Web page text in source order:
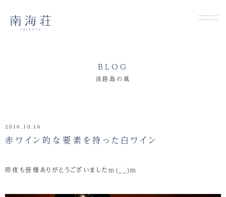
BLOG
淡路島の風
2016.10.16
赤ワイン的な要素を持った白ワイン
昨夜も皆様ありがとうございましたm(__)m